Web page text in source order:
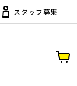
スタッフ募集